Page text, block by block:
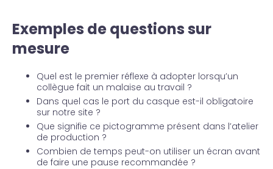
Exemples de questions sur
mesure
Quel est le premier réflexe à adopter lorsqu’un
collègue fait un malaise au travail ?
Dans quel cas le port du casque est-il obligatoire
sur notre site ?
Que signifie ce pictogramme présent dans l’atelier
de production ?
Combien de temps peut-on utiliser un écran avant
de faire une pause recommandée ?